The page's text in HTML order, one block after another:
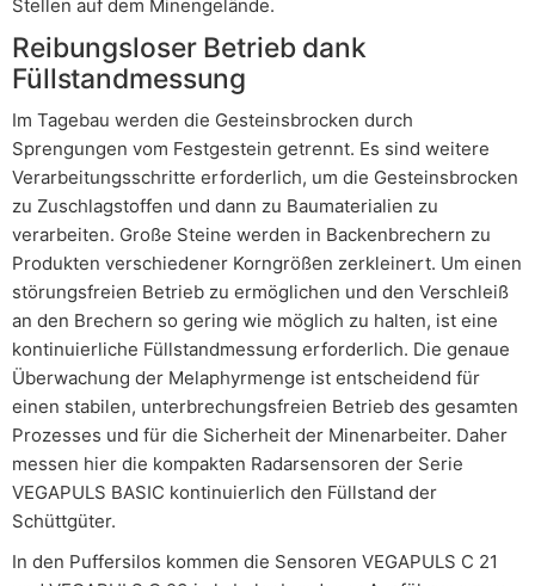
Stellen auf dem Minengelände.
Reibungsloser Betrieb dank
Füllstandmessung
Im Tagebau werden die Gesteinsbrocken durch
Sprengungen vom Festgestein getrennt. Es sind weitere
Verarbeitungsschritte erforderlich, um die Gesteinsbrocken
zu Zuschlagstoffen und dann zu Baumaterialien zu
verarbeiten. Große Steine werden in Backenbrechern zu
Produkten verschiedener Korngrößen zerkleinert. Um einen
störungsfreien Betrieb zu ermöglichen und den Verschleiß
an den Brechern so gering wie möglich zu halten, ist eine
kontinuierliche Füllstandmessung erforderlich. Die genaue
Überwachung der Melaphyrmenge ist entscheidend für
einen stabilen, unterbrechungsfreien Betrieb des gesamten
Prozesses und für die Sicherheit der Minenarbeiter. Daher
messen hier die kompakten Radarsensoren der Serie
VEGAPULS BASIC kontinuierlich den Füllstand der
Schüttgüter.
In den Puffersilos kommen die Sensoren VEGAPULS C 21